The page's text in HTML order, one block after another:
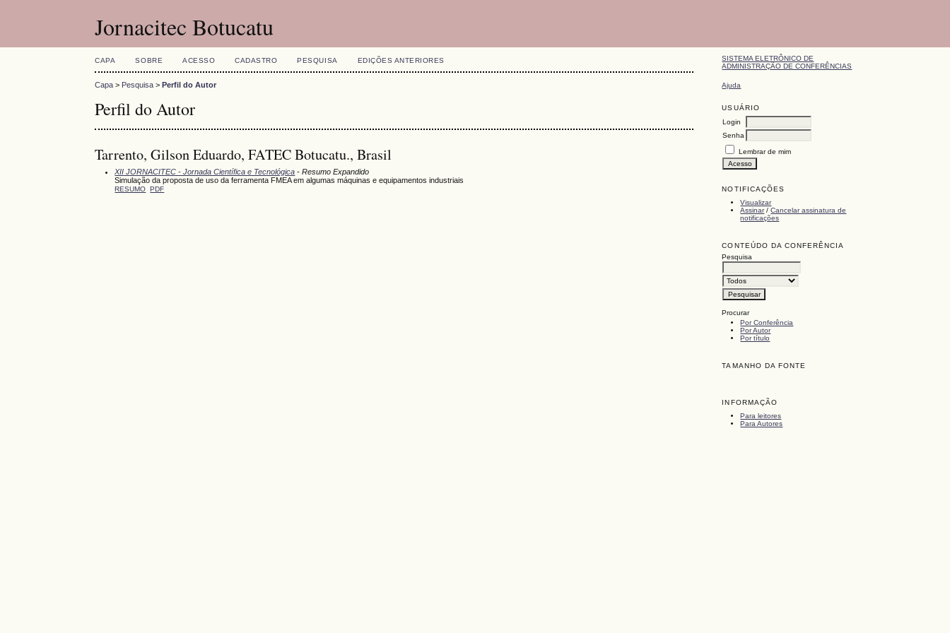
Jornacitec Botucatu
SISTEMA ELETRÔNICO DE
ADMINISTRAÇÃO DE CONFERÊNCIAS
Ajuda
USUÁRIO
Login
Senha
Lembrar de mim
NOTIFICAÇÕES
Visualizar
Assinar/Cancelar assinatura de
notificações
CONTEÚDO DA CONFERÊNCIA
Pesquisa
Procurar
Por Conferência
Por Autor
Por título
TAMANHO DA FONTE
INFORMAÇÃO
Para leitores
Para Autores
CAPA SOBRE ACESSO CADASTRO PESQUISA EDIÇÕES ANTERIORES
Capa > Pesquisa >Perfil do Autor
Perfil do Autor
Tarrento, Gilson Eduardo, FATEC Botucatu., Brasil
XII JORNACITEC - Jornada Científica e Tecnológica - Resumo Expandido
Simulação da proposta de uso da ferramenta FMEA em algumas máquinas e equipamentos industriais
RESUMO PDF